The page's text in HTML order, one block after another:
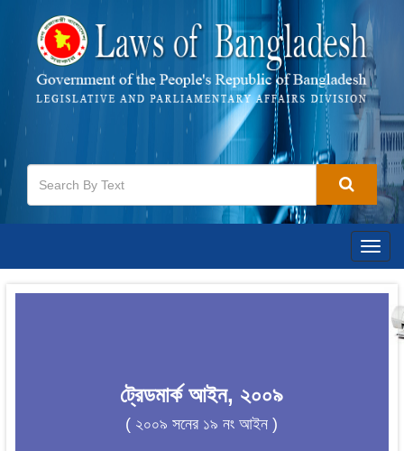
ট্রেডমার্ক আইন, ২০০৯
( ২০০৯ সনের ১৯ নং আইন )